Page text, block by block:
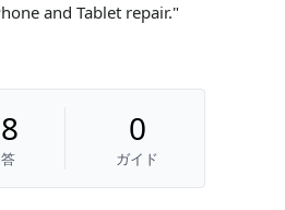
and Tablet repair.
0
ガイド